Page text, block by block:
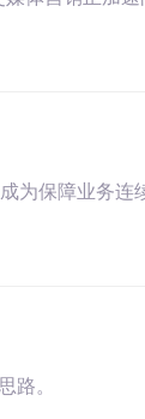
为保障业务连
路。